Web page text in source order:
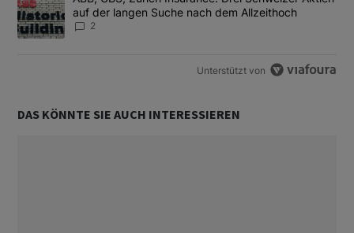
auf der langen Suche nach dem Allzeithoch
2
Unterstützt von
DAS KÖNNTE SIE AUCH INTERESSIEREN